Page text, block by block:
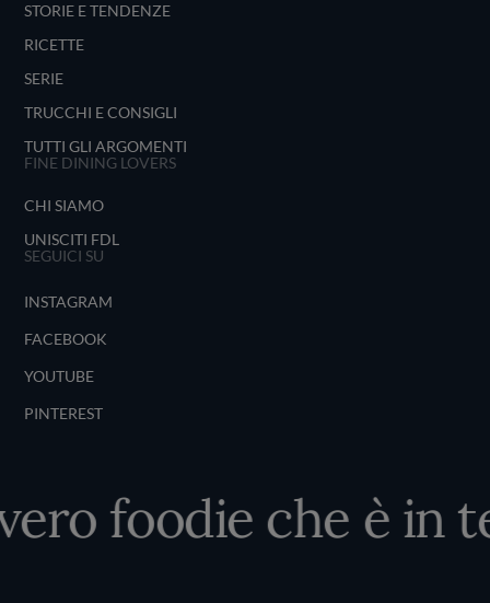
STORIE E TENDENZE
RICETTE
SERIE
TRUCCHI E CONSIGLI
TUTTI GLI ARGOMENTI
FINE DINING LOVERS
CHI SIAMO
UNISCITI FDL
SEGUICI SU
INSTAGRAM
FACEBOOK
YOUTUBE
PINTEREST
foodie che è in